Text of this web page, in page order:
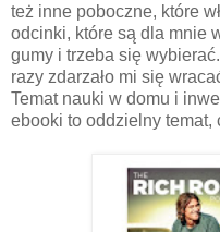
też inne poboczne, które
odcinki, które są dla mnie
gumy i trzeba się
razy zdarzało mi się
Temat nauki w domu i
ebooki to oddzielny temat,